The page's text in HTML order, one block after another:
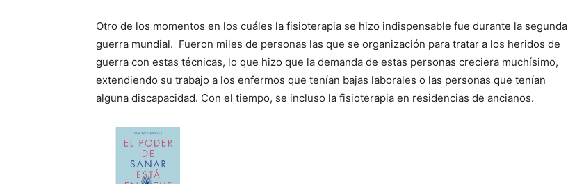
Otro de los momentos en los cuáles la fisioterapia se hizo indispensable fue durante la segunda
guerra mundial. Fueron miles de personas las que se organización para tratar a los heridos de
guerra con estas técnicas, lo que hizo que la demanda de estas personas creciera muchísimo,
extendiendo su trabajo a los enfermos que tenían bajas laborales o las personas que tenían
alguna discapacidad. Con el tiempo, se incluso la fisioterapia en residencias de ancianos.